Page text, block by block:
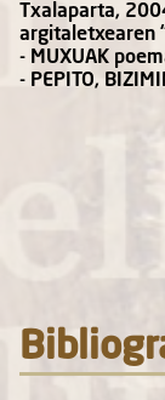
Txalaparta,
argitaletxearen
- MUXUAK
- PEPITO,